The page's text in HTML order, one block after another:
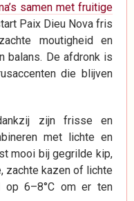
samen met fruitige
Paix Dieu Nova fris
moutigheid en
balans. De afdronk is
die blijven
zijn frisse en
met lichte en
mooi bij gegrilde kip,
zachte kazen of lichte
op 6–8°C om er ten